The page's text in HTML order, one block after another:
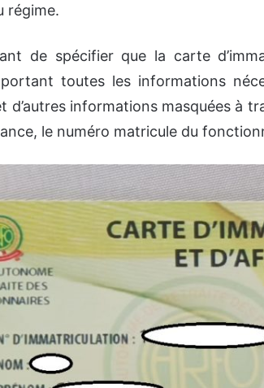
régime.
de spécifier que la carte
toutes les informations
d’autres informations masquées à
le numéro matricule du